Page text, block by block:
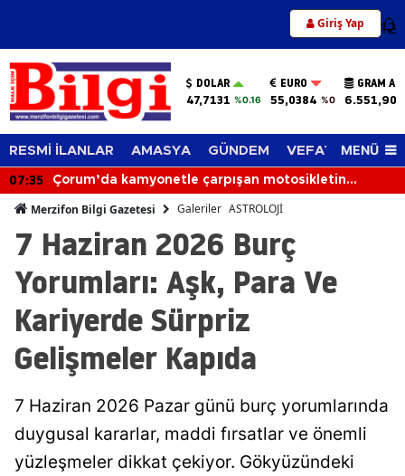
Giriş Yap 12
DOLAR
47,7131 %0.16
EURO
55,0384 %0
GRAM
6.551,90
RESMİ İLANLAR AMASYA GÜNDEM VEFAT EDENLER
MENÜ
06:56 Otomobil Devrildi: 2 Kişi Yaralandı
Merzifon Bilgi Gazetesi Galeriler ASTROLOJİ
7 Haziran 2026 Burç
Yorumları: Aşk, Para Ve
Kariyerde Sürpriz
Gelişmeler Kapıda
7 Haziran 2026 Pazar günü burç yorumlarında
duygusal kararlar, maddi fırsatlar ve önemli
yüzleşmeler dikkat çekiyor. Gökyüzündeki